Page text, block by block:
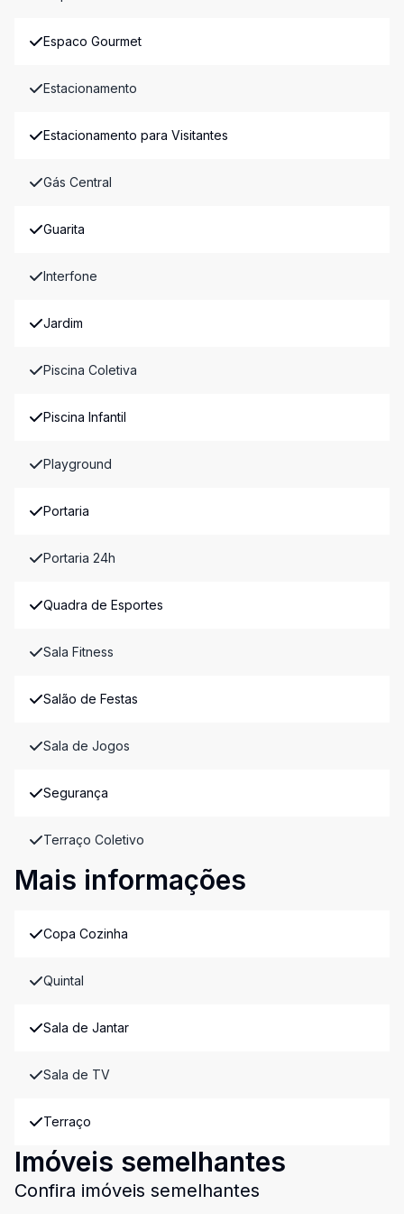
Espaco Gourmet
Estacionamento
Estacionamento para Visitantes
Gás Central
Guarita
Interfone
Jardim
Piscina Coletiva
Piscina Infantil
Playground
Portaria
Portaria 24h
Quadra de Esportes
Sala Fitness
Salão de Festas
Sala de Jogos
Segurança
Terraço Coletivo
Mais informações
Copa Cozinha
Quintal
Sala de Jantar
Sala de TV
Terraço
Imóveis semelhantes
Confira imóveis semelhantes